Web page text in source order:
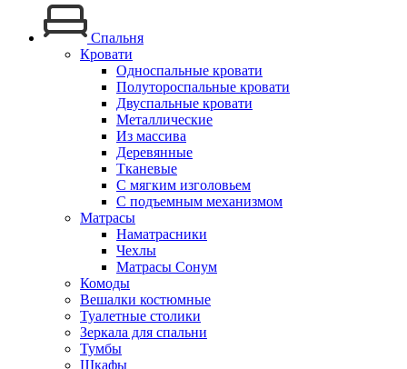
Спальня
Кровати
Односпальные кровати
Полутороспальные кровати
Двуспальные кровати
Металлические
Из массива
Деревянные
Тканевые
С мягким изголовьем
С подъемным механизмом
Матрасы
Наматрасники
Чехлы
Матрасы Сонум
Комоды
Вешалки костюмные
Туалетные столики
Зеркала для спальни
Тумбы
Шкафы